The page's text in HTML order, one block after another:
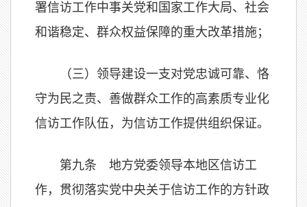
署信访工作中事关党和国家工作大局、社会
和谐稳定、群众权益保障的重大改革措施；
（三）领导建设一支对党忠诚可靠、恪
守为民之责、善做群众工作的高素质专业化
信访工作队伍，为信访工作提供组织保证。
第九条 地方党委领导本地区信访工
作，贯彻落实党中央关于信访工作的方针政